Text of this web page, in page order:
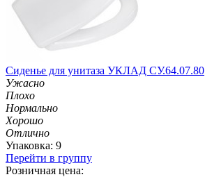
Сиденье для унитаза УКЛАД СУ.64.07.80
Ужасно
Плохо
Нормально
Хорошо
Отлично
Упаковка: 9
Перейти в группу
Розничная цена: